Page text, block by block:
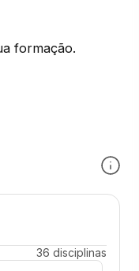
formação.
36 disciplinas